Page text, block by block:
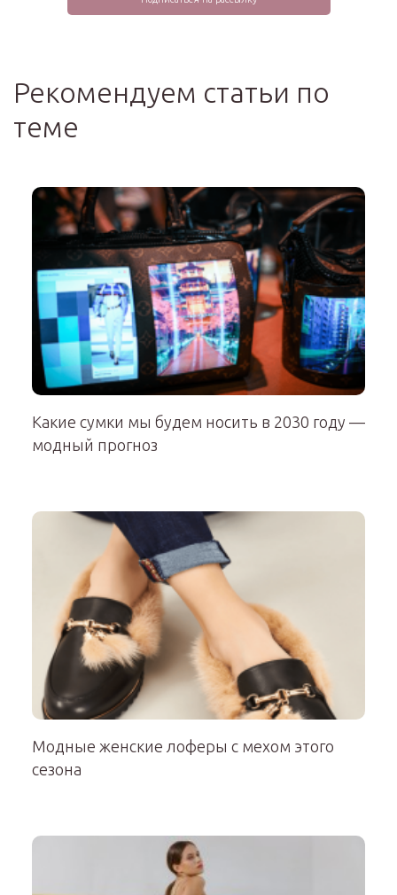
Рекомендуем статьи по
теме
Какие сумки мы будем носить в 2030 году —
модный прогноз
Модные женские лоферы с мехом этого
сезона